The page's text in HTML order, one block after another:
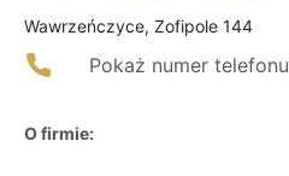
Wawrzeńczyce, Zofipole 144
Pokaż numer telefonu
O firmie: